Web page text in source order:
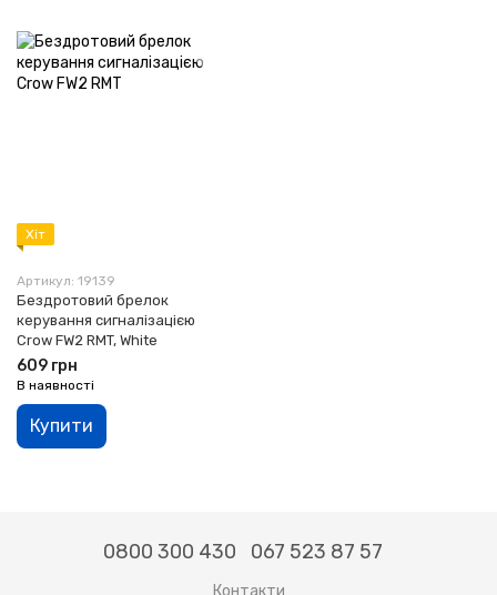
Хіт
Артикул: 19139
Бездротовий брелок
керування сигналізацією
Crow FW2 RMT, White
609 грн
В наявності
Купити
0800 300 430 067 523 87 57
Контакти